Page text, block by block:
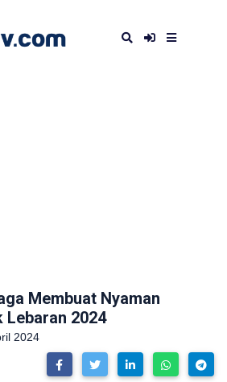
Membuat Nyaman
Lebaran 2024
2024